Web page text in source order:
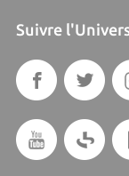
Suivre